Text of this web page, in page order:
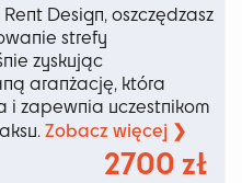
Design, oszczędzasz
strefy
zyskując
aranżację, która
i zapewnia uczestnikom
Zobacz więcej ❯
2700 zł